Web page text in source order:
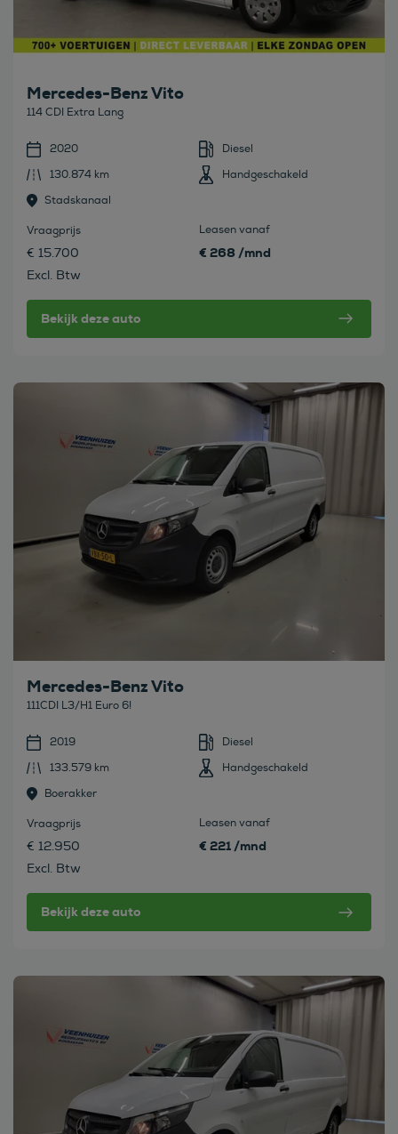
Mercedes-Benz Vito
114 CDI Extra Lang
2020
Diesel
130.874 km
Handgeschakeld
Stadskanaal
Vraagprijs
€ 15.700
Excl. Btw
Leasen vanaf
€ 268 /mnd
Bekijk deze auto
Mercedes-Benz Vito
111CDI L3/H1 Euro 6!
2019
Diesel
133.579 km
Handgeschakeld
Boerakker
Vraagprijs
€ 12.950
Excl. Btw
Leasen vanaf
€ 221 /mnd
Bekijk deze auto